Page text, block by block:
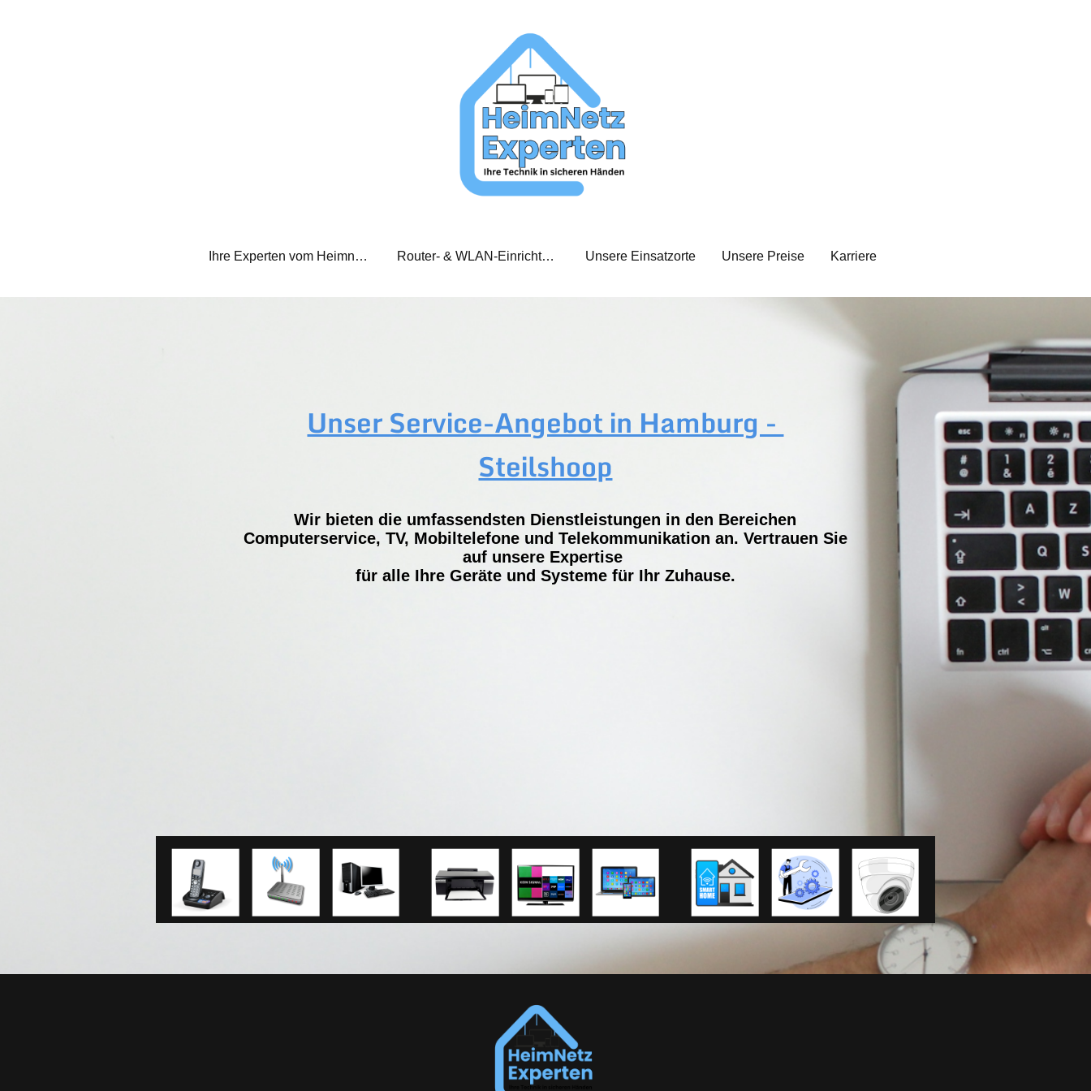
Ihre Experten vom Heimnetz Experten Team Router- & WLAN-Einrichtung Unsere Einsatzorte Unsere Preise Karriere
Unser Service-Angebot in Hamburg -
Steilshoop
Wir bieten die umfassendsten Dienstleistungen in den Bereichen
Computerservice, TV, Mobiltelefone und Telekommunikation an. Vertrauen Sie
auf unsere Expertise
für alle Ihre Geräte und Systeme für Ihr Zuhause.